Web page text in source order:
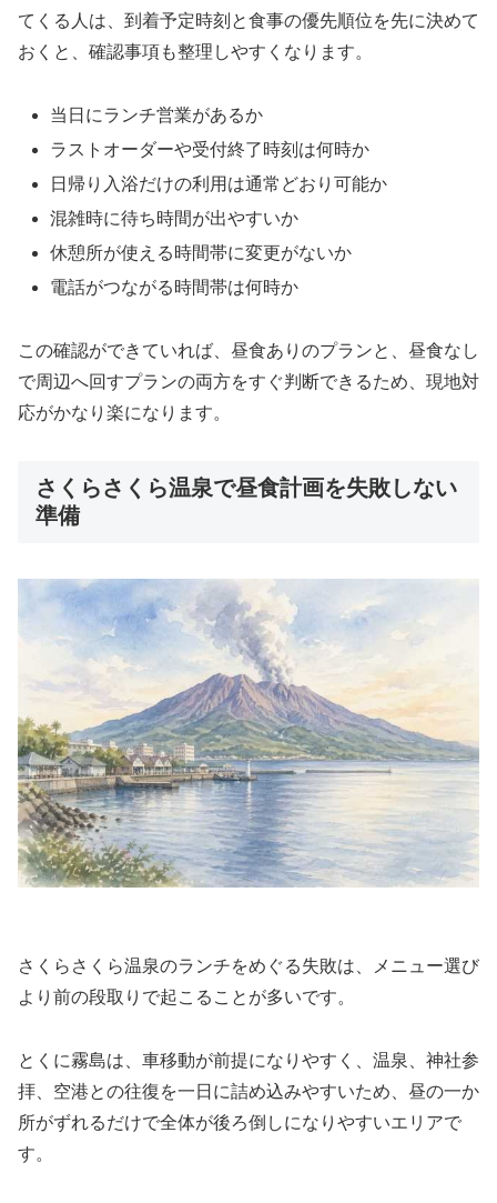
てくる人は、到着予定時刻と食事の優先順位を先に決めて
おくと、確認事項も整理しやすくなります。
当日にランチ営業があるか
ラストオーダーや受付終了時刻は何時か
日帰り入浴だけの利用は通常どおり可能か
混雑時に待ち時間が出やすいか
休憩所が使える時間帯に変更がないか
電話がつながる時間帯は何時か
この確認ができていれば、昼食ありのプランと、昼食なし
で周辺へ回すプランの両方をすぐ判断できるため、現地対
応がかなり楽になります。
さくらさくら温泉で昼食計画を失敗しない
準備
さくらさくら温泉のランチをめぐる失敗は、メニュー選び
より前の段取りで起こることが多いです。
とくに霧島は、車移動が前提になりやすく、温泉、神社参
拝、空港との往復を一日に詰め込みやすいため、昼の一か
所がずれるだけで全体が後ろ倒しになりやすいエリアで
す。